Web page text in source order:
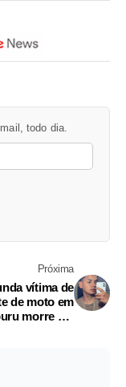
todo dia.
Próxima
vítima de
de moto em
morre em